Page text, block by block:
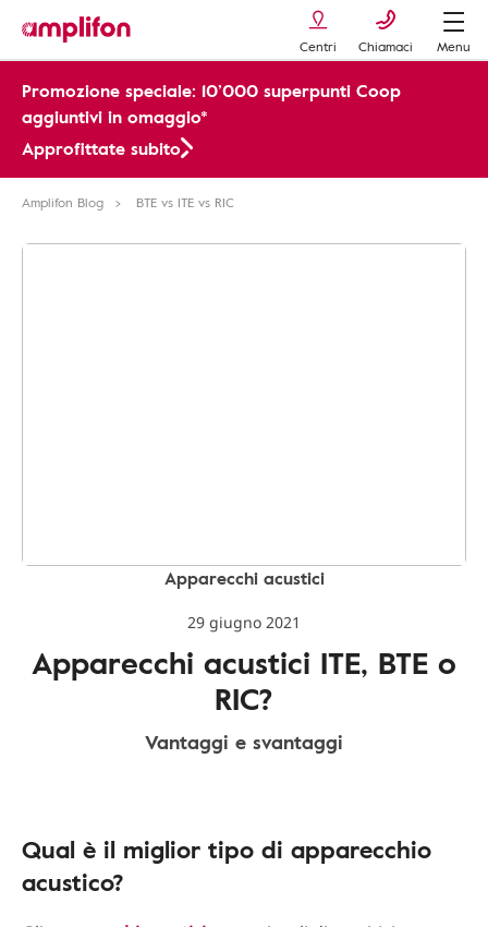
Centri Chiamaci Menu
Promozione speciale: 10’000 superpunti Coop
aggiuntivi in omaggio*
Approfittate subito
Amplifon Blog BTE vs ITE vs RIC
Apparecchi acustici
29 giugno 2021
Apparecchi acustici ITE, BTE o
RIC?
Vantaggi e svantaggi
Qual è il miglior tipo di apparecchio
acustico?